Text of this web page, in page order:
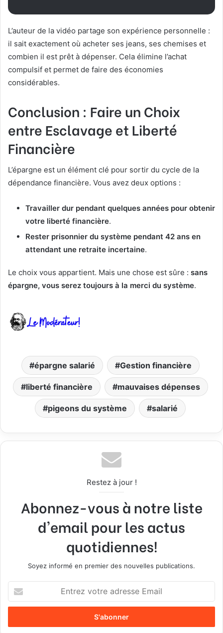
L’auteur de la vidéo partage son expérience personnelle :
il sait exactement où acheter ses jeans, ses chemises et
combien il est prêt à dépenser. Cela élimine l’achat
compulsif et permet de faire des économies
considérables.
Conclusion : Faire un Choix
entre Esclavage et Liberté
Financière
L’épargne est un élément clé pour sortir du cycle de la
dépendance financière. Vous avez deux options :
Travailler dur pendant quelques années pour obtenir
votre liberté financière.
Rester prisonnier du système pendant 42 ans en
attendant une retraite incertaine.
Le choix vous appartient. Mais une chose est sûre : sans
épargne, vous serez toujours à la merci du système.
épargne salarié Gestion financière
liberté financière mauvaises dépenses
pigeons du système salarié
Restez à jour !
Abonnez-vous à notre liste
d'email pour les actus
quotidiennes!
Soyez informé en premier des nouvelles publications.
t
e